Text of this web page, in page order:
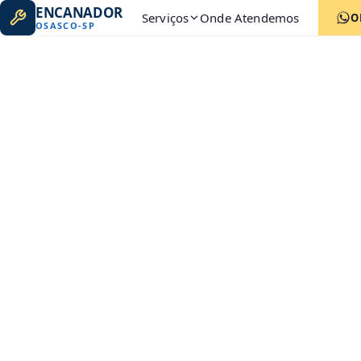
ENCANADOR
OSASCO-SP Serviços Onde Atendemos